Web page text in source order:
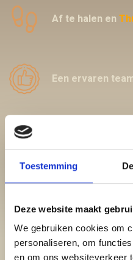
Toestemming
Deze website maakt
We gebruiken cookies om
personaliseren, om
en om ons websiteverkeer
footprint Af te halen en
Een ervaren
schedule
Lees meer over ons